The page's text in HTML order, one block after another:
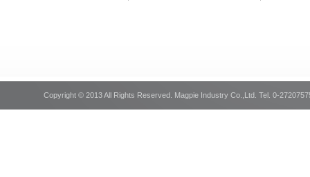
Copyright © 2013 All Rights Reserved. Magpie Industry Co.,Ltd. Tel. 0-